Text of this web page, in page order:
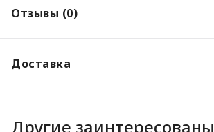
Отзывы (0)
Доставка
Другие заинтересованы